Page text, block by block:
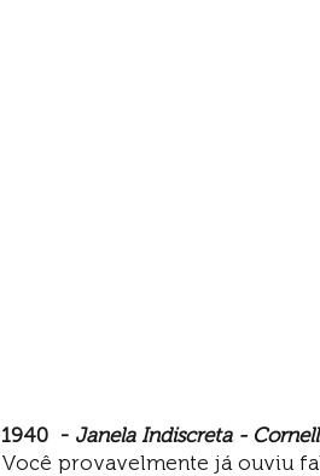
1940  - Janela Indiscreta -
Você provavelmente já ouviu